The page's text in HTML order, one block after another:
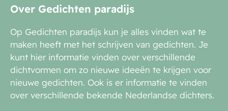
Over Gedichten paradijs
Op Gedichten paradijs kun je alles vinden wat te
maken heeft met het schrijven van gedichten. Je
kunt hier informatie vinden over verschillende
dichtvormen om zo nieuwe ideeën te krijgen voor
nieuwe gedichten. Ook is er informatie te vinden
over verschillende bekende Nederlandse dichters.